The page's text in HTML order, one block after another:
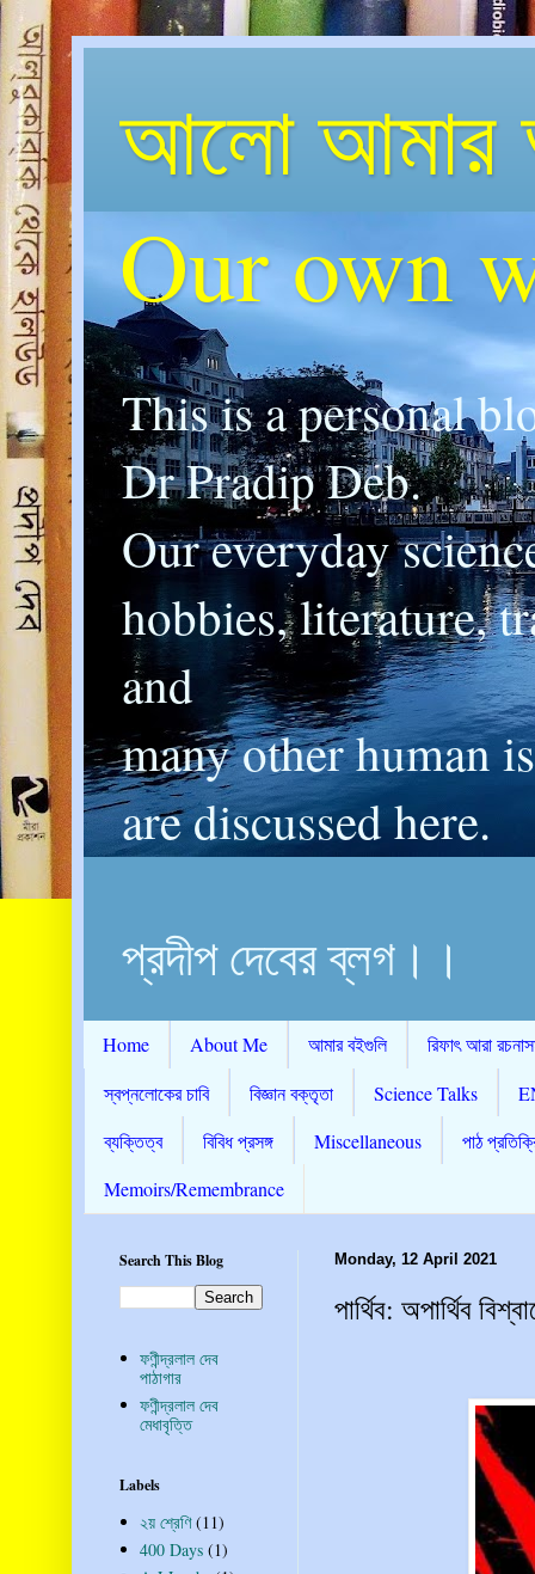
আলো আমার
Our own
This is a personal
Dr Pradip Deb.
Our everyday
hobbies, literature,
and
many other human
are discussed here.
প্রদীপ দেবের ব্লগ।।
Home About Me আমার বইগুলি
রিফাৎ আরা
স্বপ্নলোকের চাবি
বিজ্ঞান বক্তৃতা Science Talks
ব্যক্তিত্ব
বিবিধ প্রসঙ্গ Miscellaneous
পাঠ
Memoirs/Remembrance
Monday, 12 April 2021
পার্থিব: অপার্থিব
Search This Blog
ফণীন্দ্রলাল দেব
পাঠাগার
ফণীন্দ্রলাল দেব
মেধাবৃত্তি
Labels
২য় শ্রেণি (11)
400 Days (1)